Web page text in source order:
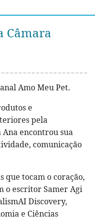
Câmara
Amo Meu Pet.
e
pela
Ana encontrou sua
comunicação
tocam o coração,
o escritor Samer Agi
Discovery,
e Ciências